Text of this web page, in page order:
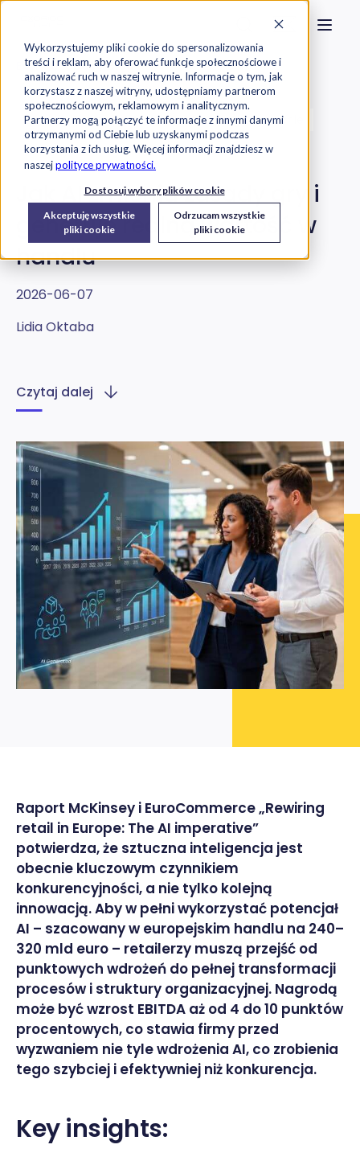
Wykorzystujemy pliki cookie do spersonalizowania
treści i reklam, aby oferować funkcje społecznościowe i
analizować ruch w naszej witrynie. Informacje o tym, jak
korzystasz z naszej witryny, udostępniamy partnerom
społecznościowym, reklamowym i analitycznym.
Partnerzy mogą połączyć te informacje z innymi danymi
otrzymanymi od Ciebie lub uzyskanymi podczas
korzystania z ich usług. Więcej informacji znajdziesz w
naszejpolityce prywatności.
Dostosuj wybory plików cookie
Akceptuję wszystkie
pliki cookie
Odrzucam wszystkie
pliki cookie
Szukaj na stronie
Skontaktuj
Exorigo-Upos Blog
Etykiety Elektroniczne (ESL)
Oprogramowanie
Raporty
Jak AI zmienia zasady gry i
generuje realną wartość w
handlu
2026-06-07
Lidia Oktaba
Czytaj dalej
Raport McKinsey i EuroCommerce „Rewiring
retail in Europe: The AI imperative”
potwierdza, że sztuczna inteligencja jest
obecnie kluczowym czynnikiem
konkurencyjności, a nie tylko kolejną
innowacją. Aby w pełni wykorzystać potencjał
AI – szacowany w europejskim handlu na 240–
320 mld euro – retailerzy muszą przejść od
punktowych wdrożeń do pełnej transformacji
procesów i struktury organizacyjnej. Nagrodą
może być wzrost EBITDA aż od 4 do 10 punktów
procentowych, co stawia firmy przed
wyzwaniem nie tyle wdrożenia AI, co zrobienia
tego szybciej i efektywniej niż konkurencja.
Key insights: